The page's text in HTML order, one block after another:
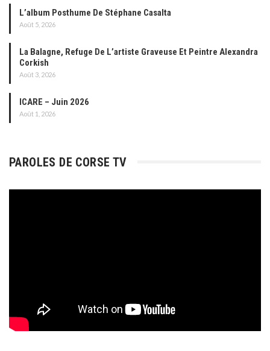
L’album Posthume De Stéphane Casalta
Août 5, 2026
La Balagne, Refuge De L’artiste Graveuse Et Peintre Alexandra
Corkish
Août 3, 2026
ICARE – Juin 2026
Août 1, 2026
PAROLES DE CORSE TV